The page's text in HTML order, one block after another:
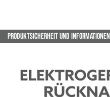
PRODUKTSICHERHEIT UND INFORMATIONEN